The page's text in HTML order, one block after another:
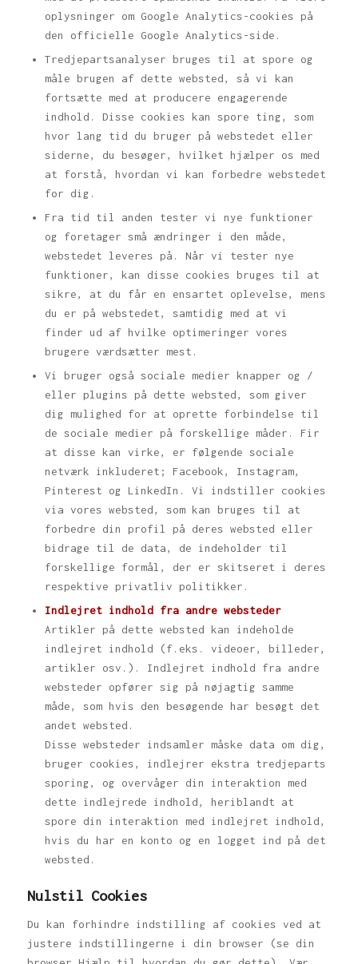
oplysninger om Google Analytics-cookies på
den officielle Google Analytics-side.
Tredjepartsanalyser bruges til at spore og
måle brugen af dette websted, så vi kan
fortsætte med at producere engagerende
indhold. Disse cookies kan spore ting, som
hvor lang tid du bruger på webstedet eller
siderne, du besøger, hvilket hjælper os med
at forstå, hvordan vi kan forbedre webstedet
for dig.
Fra tid til anden tester vi nye funktioner
og foretager små ændringer i den måde,
webstedet leveres på. Når vi tester nye
funktioner, kan disse cookies bruges til at
sikre, at du får en ensartet oplevelse, mens
du er på webstedet, samtidig med at vi
finder ud af hvilke optimeringer vores
brugere værdsætter mest.
Vi bruger også sociale medier knapper og /
eller plugins på dette websted, som giver
dig mulighed for at oprette forbindelse til
de sociale medier på forskellige måder. Fir
at disse kan virke, er følgende sociale
netværk inkluderet; Facebook, Instagram,
Pinterest og LinkedIn. Vi indstiller cookies
via vores websted, som kan bruges til at
forbedre din profil på deres websted eller
bidrage til de data, de indeholder til
forskellige formål, der er skitseret i deres
respektive privatliv politikker.
Indlejret indhold fra andre websteder
Artikler på dette websted kan indeholde
indlejret indhold (f.eks. videoer, billeder,
artikler osv.). Indlejret indhold fra andre
websteder opfører sig på nøjagtig samme
måde, som hvis den besøgende har besøgt det
andet websted.
Disse websteder indsamler måske data om dig,
bruger cookies, indlejrer ekstra tredjeparts
sporing, og overvåger din interaktion med
dette indlejrede indhold, heriblandt at
spore din interaktion med indlejret indhold,
hvis du har en konto og en logget ind på det
websted.
Nulstil Cookies
Du kan forhindre indstilling af cookies ved at
justere indstillingerne i din browser (se din